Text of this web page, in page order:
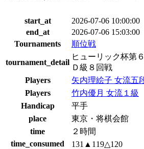
start_at
2026-07-06 10:00:00
end_at
2026-07-06 15:03:00
Tournaments
順位戦
tournament_detail
ヒューリック杯第
Ｄ級８回戦
Players
矢内理絵子 女流五
Players
竹内優月 女流１級
Handicap
平手
place
東京・将棋会館
time
２時間
time_consumed
131▲119△120